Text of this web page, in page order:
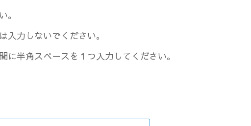
。
入力しないでください。
に半角スペースを１つ入力してください。